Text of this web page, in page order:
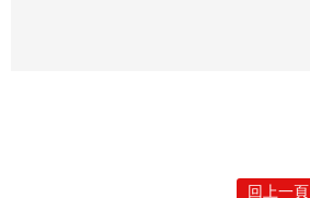
回上一頁